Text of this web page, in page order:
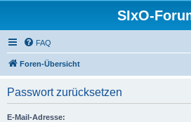
SIxO-
FAQ
Foren-Übersicht
Passwort zurücksetzen
E-Mail-Adresse: